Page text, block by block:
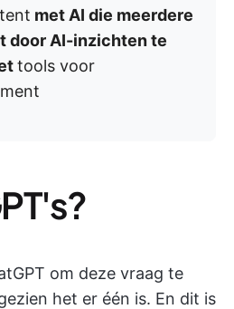
met AI die meerdere
door AI-inzichten te
tools voor
om deze vraag te
het er één is. En dit is